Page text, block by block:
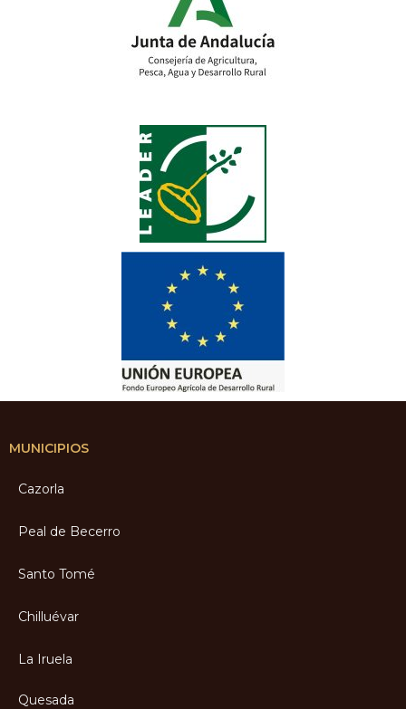
MUNICIPIOS
Cazorla
Peal de Becerro
Santo Tomé
Chilluévar
La Iruela
Quesada